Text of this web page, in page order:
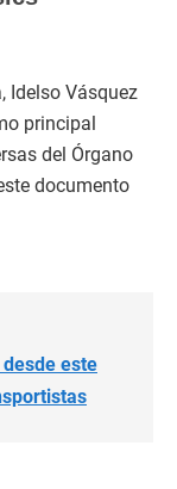
Idelso Vásquez
principal
del Órgano
documento
este